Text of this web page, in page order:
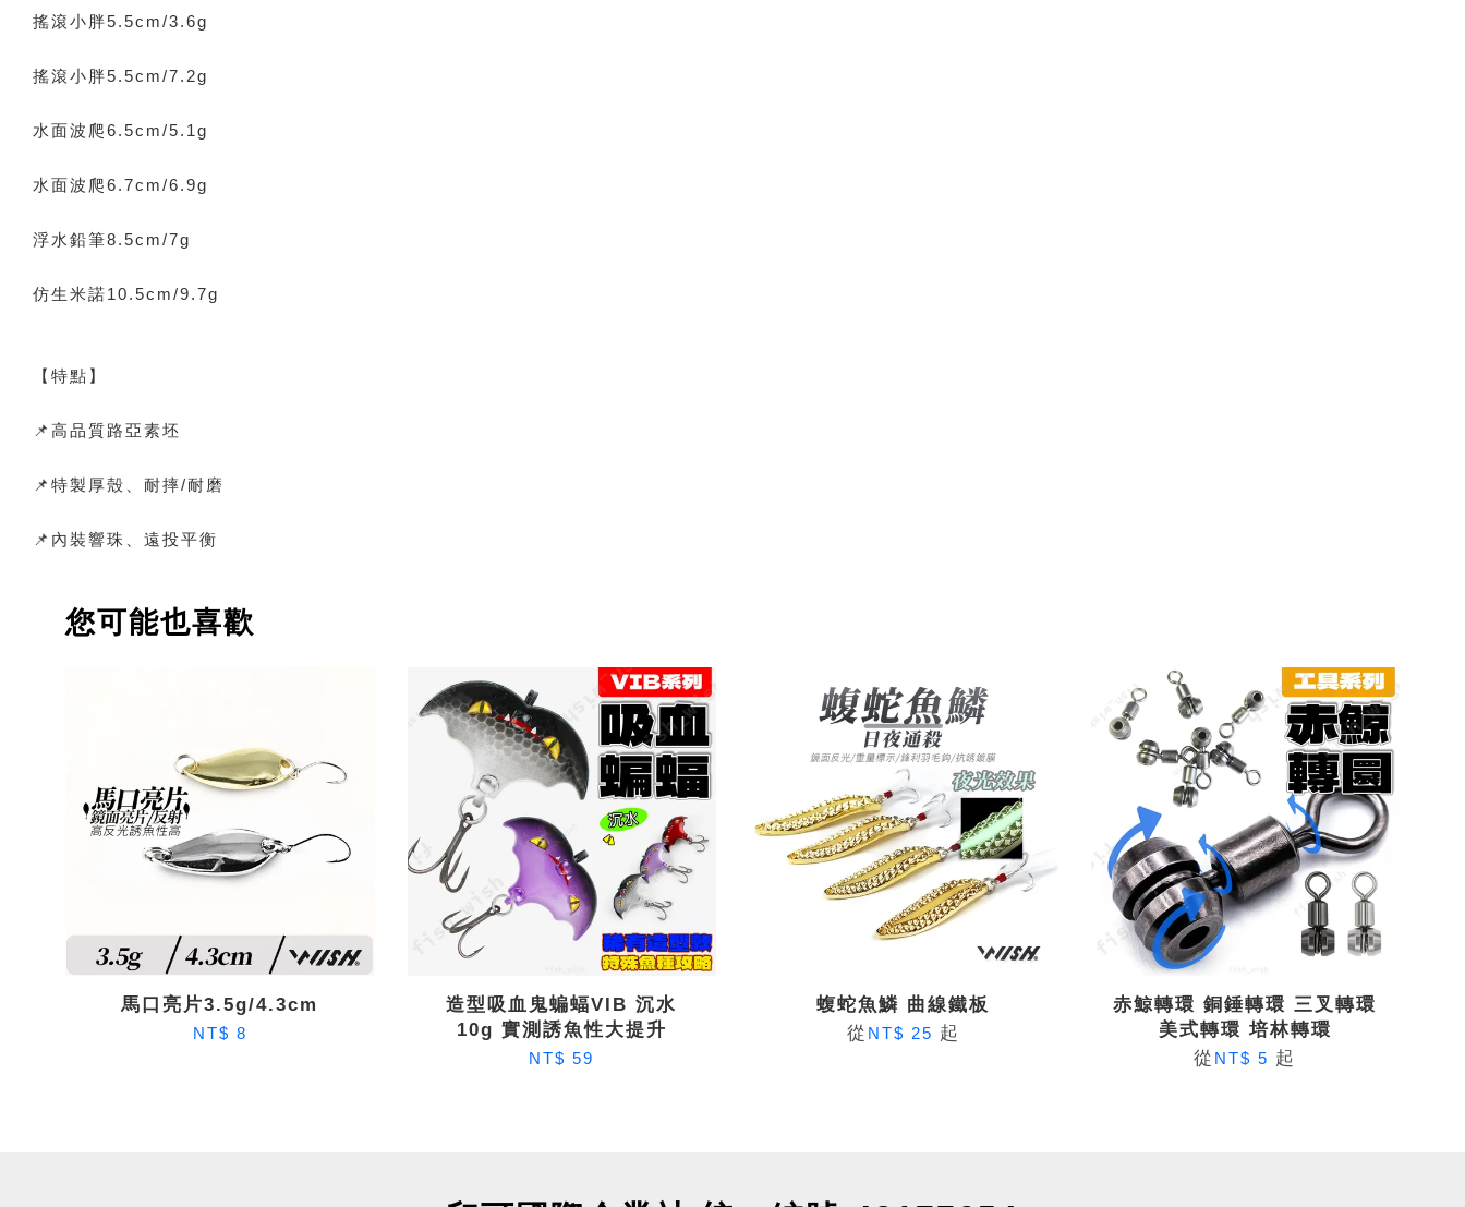
搖滾小胖5.5cm/3.6g
搖滾小胖5.5cm/7.2g
水面波爬6.5cm/5.1g
水面波爬6.7cm/6.9g
浮水鉛筆8.5cm/7g
仿生米諾10.5cm/9.7g
【特點】
📌高品質路亞素坯
📌特製厚殼、耐摔/耐磨
📌內裝響珠、遠投平衡
您可能也喜歡
馬口亮片3.5g/4.3cm
NT$ 8
造型吸血鬼蝙蝠VIB 沉水
10g 實測誘魚性大提升
NT$ 59
蝮蛇魚鱗 曲線鐵板
從 NT$ 25 起
赤鯨轉環 銅錘轉環 三叉轉環
美式轉環 培林轉環
從 NT$ 5 起